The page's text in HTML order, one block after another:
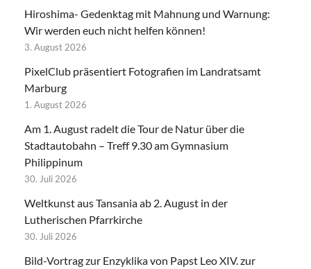
Hiroshima- Gedenktag mit Mahnung und Warnung:
Wir werden euch nicht helfen können!
3. August 2026
PixelClub präsentiert Fotografien im Landratsamt
Marburg
1. August 2026
Am 1. August radelt die Tour de Natur über die
Stadtautobahn – Treff 9.30 am Gymnasium
Philippinum
30. Juli 2026
Weltkunst aus Tansania ab 2. August in der
Lutherischen Pfarrkirche
30. Juli 2026
Bild-Vortrag zur Enzyklika von Papst Leo XIV. zur